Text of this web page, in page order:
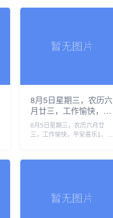
8月5日星期三，农历六
月廿三，工作愉快，平
安喜乐
8月5日星期三，农历六月廿
三，工作愉快，平安喜乐1、韩